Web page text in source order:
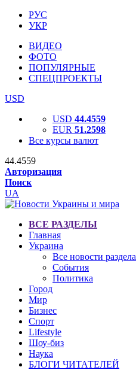
РУС
УКР
ВИДЕО
ФОТО
ПОПУЛЯРНЫЕ
СПЕЦПРОЕКТЫ
USD
USD 44.4559
EUR 51.2598
Все курсы валют
44.4559
Авторизация
Поиск
UA
ВСЕ РАЗДЕЛЫ
Главная
Украина
Все новости раздела
События
Политика
Город
Мир
Бизнес
Спорт
Lifestyle
Шоу-биз
Наука
БЛОГИ ЧИТАТЕЛЕЙ